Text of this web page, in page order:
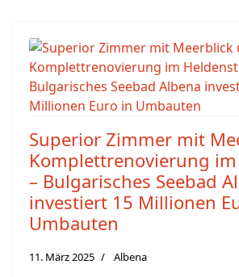
Superior Zimmer mit
Komplettrenovierung
– Bulgarisches Seebad
investiert 15 Millionen
Umbauten
11. März 2025 Albena